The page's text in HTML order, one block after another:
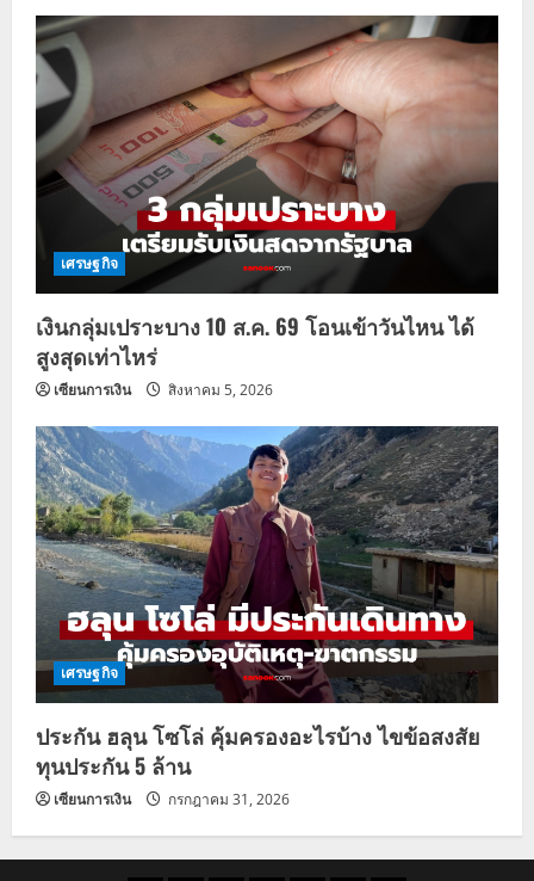
เศรษฐกิจ
เงินกลุ่มเปราะบาง 10 ส.ค. 69 โอนเข้าวันไหน ได้
สูงสุดเท่าไหร่
เซียนการเงิน สิงหาคม 5, 2026
เศรษฐกิจ
ประกัน ฮลุน โซโล่ คุ้มครองอะไรบ้าง ไขข้อสงสัย
ทุนประกัน 5 ล้าน
เซียนการเงิน กรกฎาคม 31, 2026